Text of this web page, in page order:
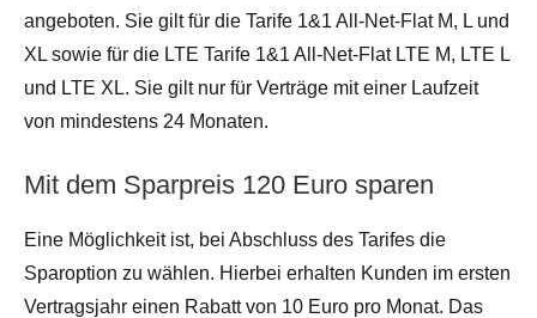
angeboten. Sie gilt für die Tarife 1&1 All-Net-Flat M, L und
XL sowie für die LTE Tarife 1&1 All-Net-Flat LTE M, LTE L
und LTE XL. Sie gilt nur für Verträge mit einer Laufzeit
von mindestens 24 Monaten.
Mit dem Sparpreis 120 Euro sparen
Eine Möglichkeit ist, bei Abschluss des Tarifes die
Sparoption zu wählen. Hierbei erhalten Kunden im ersten
Vertragsjahr einen Rabatt von 10 Euro pro Monat. Das